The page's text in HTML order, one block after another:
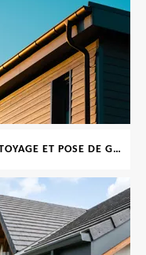
NETTOYAGE ET POSE DE GOUTTIÈRE 69